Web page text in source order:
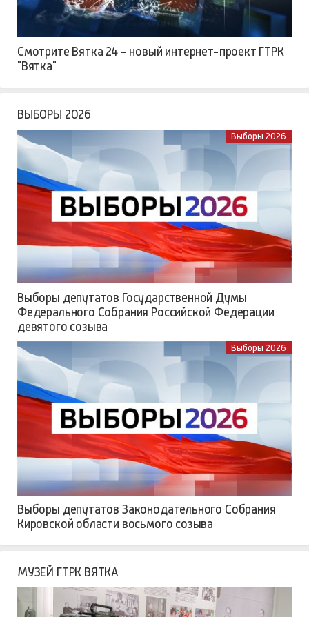
Смотрите Вятка 24 - новый интернет-проект ГТРК
"Вятка"
ВЫБОРЫ 2026
Выборы 2026
Выборы депутатов Государственной Думы
Федерального Собрания Российской Федерации
девятого созыва
Выборы 2026
Выборы депутатов Законодательного Собрания
Кировской области восьмого созыва
МУЗЕЙ ГТРК ВЯТКА